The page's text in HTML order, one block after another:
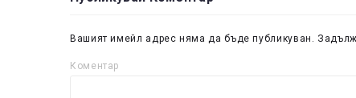
Вашият имейл адрес няма да бъде публикуван.
Коментар